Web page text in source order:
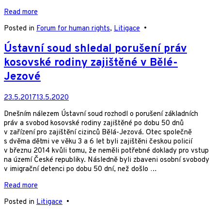
Read more
Posted in Forum for human rights, Litigace •
Ústavní soud shledal porušení práv
kosovské rodiny zajištěné v Bělé-
Jezové
23.5.201713.5.2020
Dnešním nálezem Ústavní soud rozhodl o porušení základních
práv a svobod kosovské rodiny zajištěné po dobu 50 dnů
v zařízení pro zajištění cizinců Bělá-Jezová. Otec společně
s dvěma dětmi ve věku 3 a 6 let byli zajištěni českou policií
v březnu 2014 kvůli tomu, že neměli potřebné doklady pro vstup
na území České republiky. Následně byli zbaveni osobní svobody
v imigrační detenci po dobu 50 dní, než došlo …
Read more
Posted in Litigace •